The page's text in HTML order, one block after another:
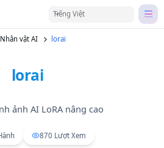
Tiếng Việt
Nhân vật AI lorai
lorai
ảnh AI LoRA nâng cao
870 Lượt Xem